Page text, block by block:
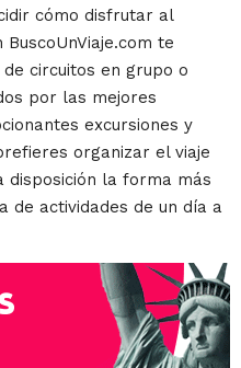
cómo disfrutar al
te
circuitos en grupo o
por las mejores
excursiones y
organizar el viaje
la forma más
actividades de un día a